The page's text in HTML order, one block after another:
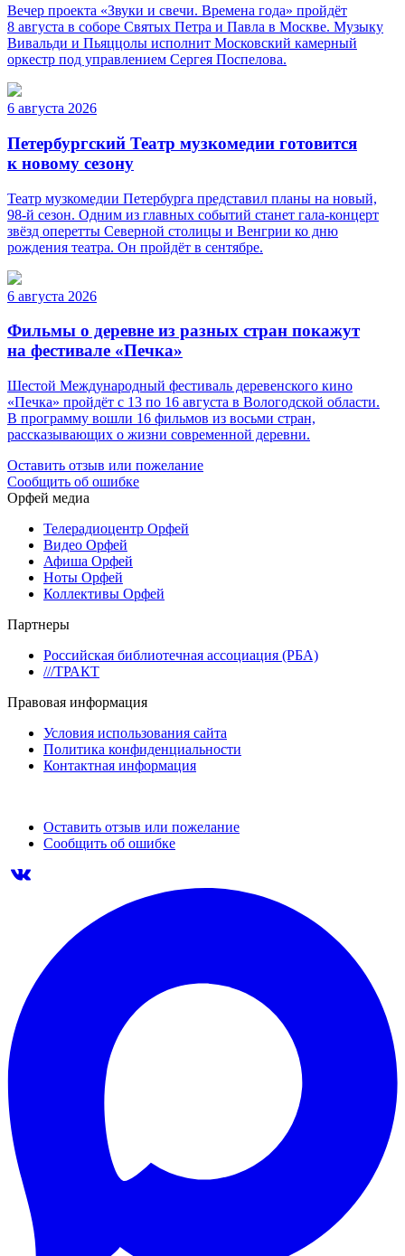
Вечер проекта «Звуки и свечи. Времена года» пройдёт
8 августа в соборе Святых Петра и Павла в Москве. Музыку
Вивальди и Пьяццолы исполнит Московский камерный
оркестр под управлением Сергея Поспелова.
6 августа 2026
Петербургский Театр музкомедии готовится
к новому сезону
Театр музкомедии Петербурга представил планы на новый,
98-й сезон. Одним из главных событий станет гала-концерт
звёзд оперетты Северной столицы и Венгрии ко дню
рождения театра. Он пройдёт в сентябре.
6 августа 2026
Фильмы о деревне из разных стран покажут
на фестивале «Печка»
Шестой Международный фестиваль деревенского кино
«Печка» пройдёт с 13 по 16 августа в Вологодской области.
В программу вошли 16 фильмов из восьми стран,
рассказывающих о жизни современной деревни.
Оставить отзыв или пожелание
Сообщить об ошибке
Орфей медиа
Телерадиоцентр Орфей
Видео Орфей
Афиша Орфей
Ноты Орфей
Коллективы Орфей
Партнеры
Российская библиотечная ассоциация (РБА)
///ТРАКТ
Правовая информация
Условия использования сайта
Политика конфиденциальности
Контактная информация
Оставить отзыв или пожелание
Сообщить об ошибке